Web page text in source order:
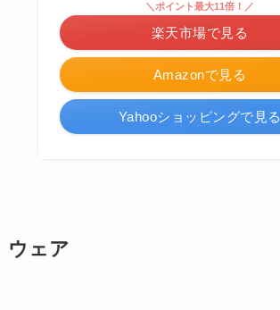
Amazonで見る
＼ポイント最大11倍！／
楽天市場で見る
Yahooショッピングで見る
ウェア